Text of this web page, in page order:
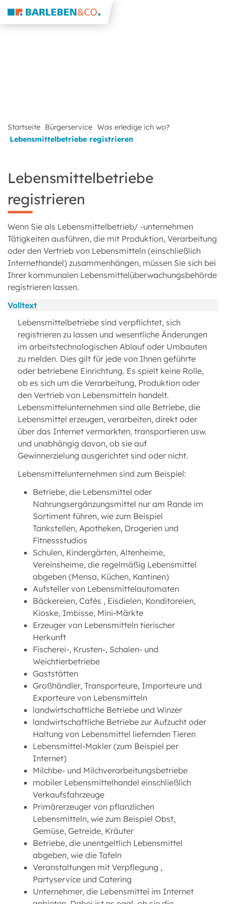
Startseite Bürgerservice Was erledige ich wo?
Lebensmittelbetriebe registrieren
Lebensmittelbetriebe
registrieren
Wenn Sie als Lebensmittelbetrieb/ -unternehmen
Tätigkeiten ausführen, die mit Produktion, Verarbeitung
oder den Vertrieb von Lebensmitteln (einschließlich
Internethandel) zusammenhängen, müssen Sie sich bei
Ihrer kommunalen Lebensmittelüberwachungsbehörde
registrieren lassen.
Volltext
Lebensmittelbetriebe sind verpflichtet, sich
registrieren zu lassen und wesentliche Änderungen
im arbeitstechnologischen Ablauf oder Umbauten
zu melden. Dies gilt für jede von Ihnen geführte
oder betriebene Einrichtung. Es spielt keine Rolle,
ob es sich um die Verarbeitung, Produktion oder
den Vertrieb von Lebensmitteln handelt.
Lebensmittelunternehmen sind alle Betriebe, die
Lebensmittel erzeugen, verarbeiten, direkt oder
über das Internet vermarkten, transportieren usw.
und unabhängig davon, ob sie auf
Gewinnerzielung ausgerichtet sind oder nicht.
Lebensmittelunternehmen sind zum Beispiel:
Betriebe, die Lebensmittel oder
Nahrungsergänzungsmittel nur am Rande im
Sortiment führen, wie zum Beispiel
Tankstellen, Apotheken, Drogerien und
Fitnessstudios
Schulen, Kindergärten, Altenheime,
Vereinsheime, die regelmäßig Lebensmittel
abgeben (Mensa, Küchen, Kantinen)
Aufsteller von Lebensmittelautomaten
Bäckereien, Cafés , Eisdielen, Konditoreien,
Kioske, Imbisse, Mini-Märkte
Erzeuger von Lebensmitteln tierischer
Herkunft
Fischerei-, Krusten-, Schalen- und
Weichtierbetriebe
Gaststätten
Großhändler, Transporteure, Importeure und
Exporteure von Lebensmitteln
landwirtschaftliche Betriebe und Winzer
landwirtschaftliche Betriebe zur Aufzucht oder
Haltung von Lebensmittel liefernden Tieren
Lebensmittel-Makler (zum Beispiel per
Internet)
Milchbe- und Milchverarbeitungsbetriebe
mobiler Lebensmittelhandel einschließlich
Verkaufsfahrzeuge
Primärerzeuger von pflanzlichen
Lebensmitteln, wie zum Beispiel Obst,
Gemüse, Getreide, Kräuter
Betriebe, die unentgeltlich Lebensmittel
abgeben, wie die Tafeln
Veranstaltungen mit Verpflegung ,
Partyservice und Catering
Unternehmer, die Lebensmittel im Internet